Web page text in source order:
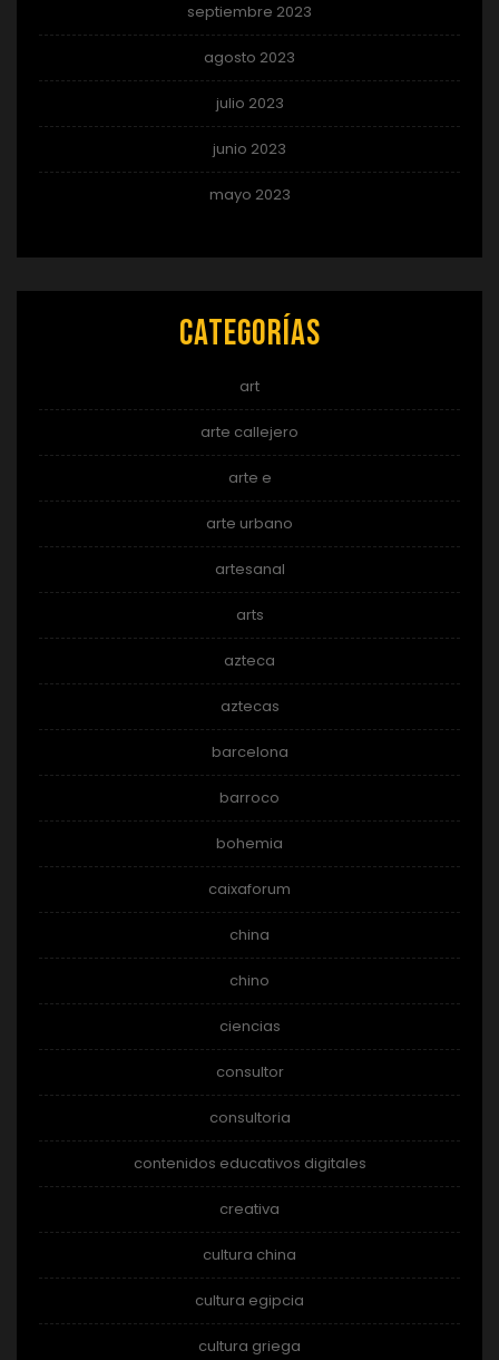
septiembre 2023
agosto 2023
julio 2023
junio 2023
mayo 2023
Categorías
art
arte callejero
arte e
arte urbano
artesanal
arts
azteca
aztecas
barcelona
barroco
bohemia
caixaforum
china
chino
ciencias
consultor
consultoria
contenidos educativos digitales
creativa
cultura china
cultura egipcia
cultura griega